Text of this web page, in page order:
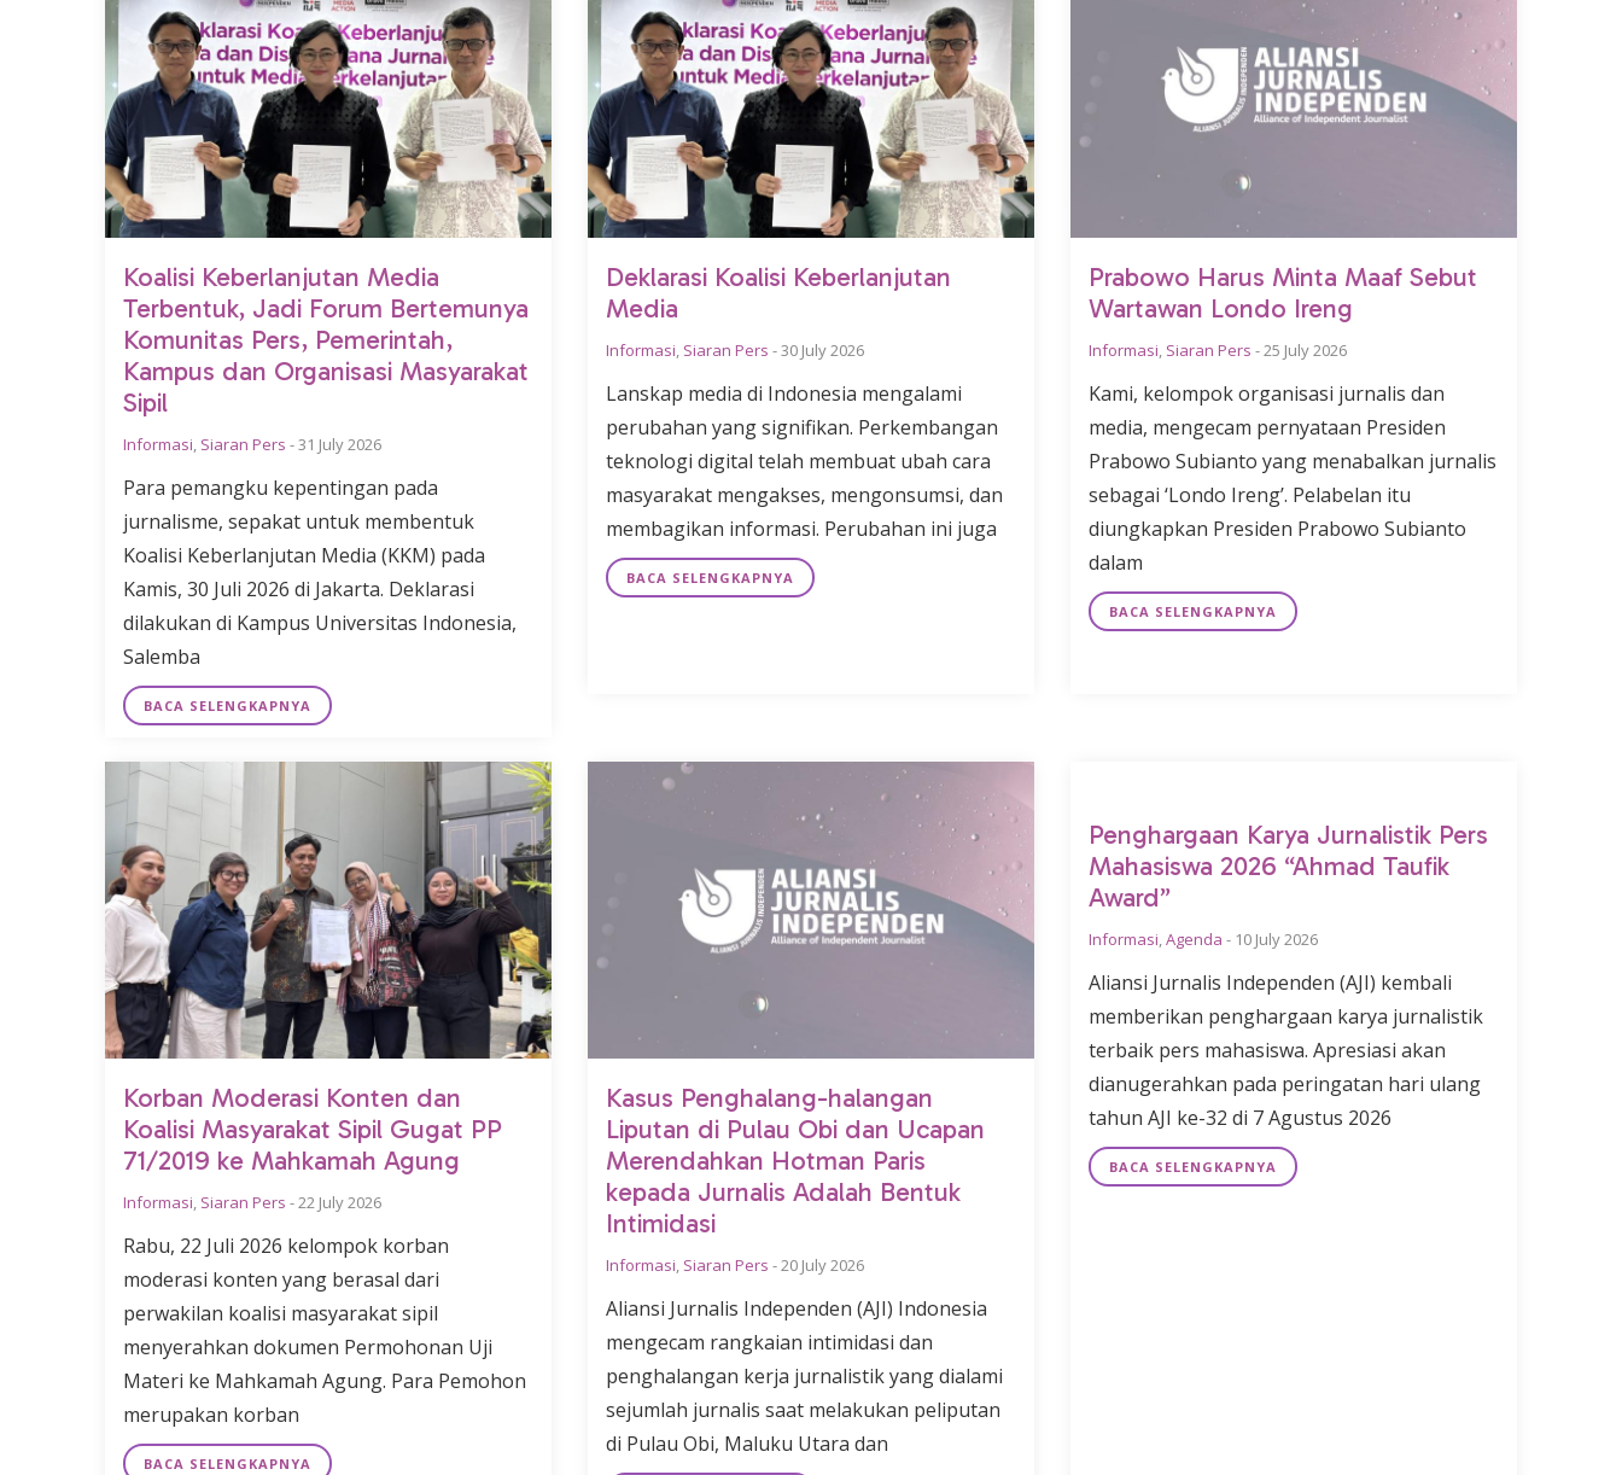
Koalisi Keberlanjutan Media
Terbentuk, Jadi Forum Bertemunya
Komunitas Pers, Pemerintah,
Kampus dan Organisasi Masyarakat
Sipil
Informasi, Siaran Pers -31 July 2026
Para pemangku kepentingan pada
jurnalisme, sepakat untuk membentuk
Koalisi Keberlanjutan Media (KKM) pada
Kamis, 30 Juli 2026 di Jakarta. Deklarasi
dilakukan di Kampus Universitas Indonesia,
Salemba
BACA SELENGKAPNYA
Deklarasi Koalisi Keberlanjutan
Media
Informasi, Siaran Pers -30 July 2026
Lanskap media di Indonesia mengalami
perubahan yang signifikan. Perkembangan
teknologi digital telah membuat ubah cara
masyarakat mengakses, mengonsumsi, dan
membagikan informasi. Perubahan ini juga
BACA SELENGKAPNYA
Prabowo Harus Minta Maaf Sebut
Wartawan Londo Ireng
Informasi, Siaran Pers -25 July 2026
Kami, kelompok organisasi jurnalis dan
media, mengecam pernyataan Presiden
Prabowo Subianto yang menabalkan jurnalis
sebagai ‘Londo Ireng’. Pelabelan itu
diungkapkan Presiden Prabowo Subianto
dalam
BACA SELENGKAPNYA
Korban Moderasi Konten dan
Koalisi Masyarakat Sipil Gugat PP
71/2019 ke Mahkamah Agung
Informasi, Siaran Pers -22 July 2026
Rabu, 22 Juli 2026 kelompok korban
moderasi konten yang berasal dari
perwakilan koalisi masyarakat sipil
menyerahkan dokumen Permohonan Uji
Materi ke Mahkamah Agung. Para Pemohon
merupakan korban
BACA SELENGKAPNYA
Kasus Penghalang-halangan
Liputan di Pulau Obi dan Ucapan
Merendahkan Hotman Paris
kepada Jurnalis Adalah Bentuk
Intimidasi
Informasi, Siaran Pers -20 July 2026
Aliansi Jurnalis Independen (AJI) Indonesia
mengecam rangkaian intimidasi dan
penghalangan kerja jurnalistik yang dialami
sejumlah jurnalis saat melakukan peliputan
di Pulau Obi, Maluku Utara dan
Penghargaan Karya Jurnalistik Pers
Mahasiswa 2026 “Ahmad Taufik
Award”
Informasi,Agenda - 10 July 2026
Aliansi Jurnalis Independen (AJI) kembali
memberikan penghargaan karya jurnalistik
terbaik pers mahasiswa. Apresiasi akan
dianugerahkan pada peringatan hari ulang
tahun AJI ke-32 di 7 Agustus 2026
BACA SELENGKAPNYA